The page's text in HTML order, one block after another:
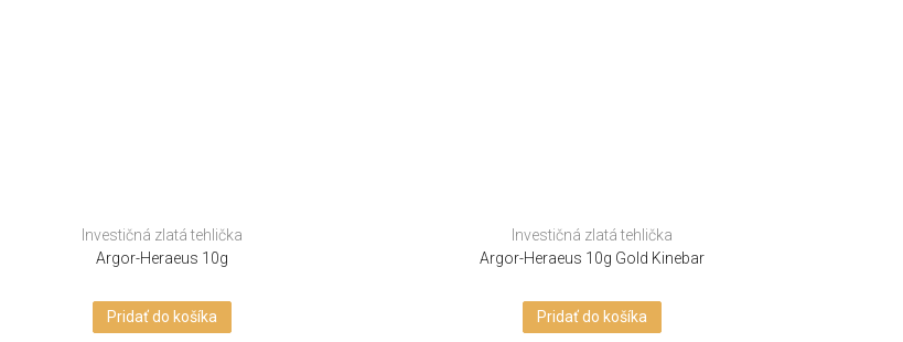
Investičná zlatá tehlička
Argor-Heraeus 10g
Pridať do košíka
Investičná zlatá tehlička
Argor-Heraeus 10g Gold Kinebar
Pridať do košíka